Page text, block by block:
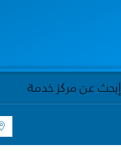
إبحث عن مركز خدمة